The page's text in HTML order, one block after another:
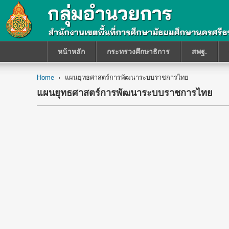
หน้าหลัก กระทรวงศึกษาธิการ สพฐ.
Home แผนยุทธศาสตร์การพัฒนาระบบราชการไทย
แผนยุทธศาสตร์การพัฒนาระบบราชการไทย